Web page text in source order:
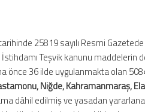
25819 sayılı Resmi Gazetede
İstihdamı Teşvik kanunu maddelerin
önce 36 ilde uygulanmakta olan
Niğde, Kahramanmaraş,
dâhil edilmiş ve yasadan